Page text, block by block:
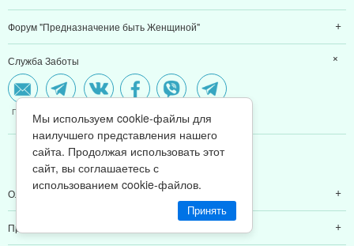
Форум "Предназначение быть Женщиной"
Служба Заботы
Почта FB
МЫ В CОЦCЕТЯХ
Ольга Валяева
Предназначение быть женщиной
Мы используем cookie-файлы для
наилучшего представления нашего
сайта. Продолжая использовать этот
сайт, вы соглашаетесь с
использованием cookie-файлов.
Принять